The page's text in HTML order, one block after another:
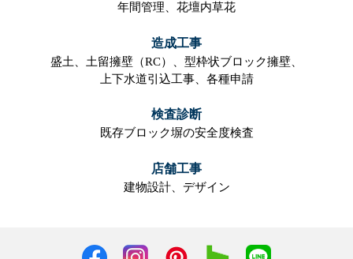
年間管理、 花壇内草花
造成工事
盛土、 土留擁壁（RC）、 型枠状ブロック擁壁、
上下水道引込工事、 各種申請
検査診断
既存ブロック塀の安全度検査
店舗工事
建物設計、 デザイン